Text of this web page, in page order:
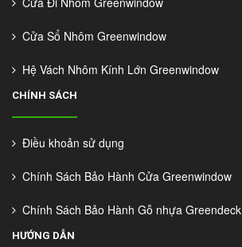
Cửa Sổ Nhôm Greenwindow
Hệ Vách Nhôm Kính Lớn Greenwindow
CHÍNH SÁCH
Điều khoản sử dụng
Chính Sách Bảo Hành Cửa Greenwindow
Chính Sách Bảo Hành Gỗ nhựa Greendeck
HƯỚNG DẪN